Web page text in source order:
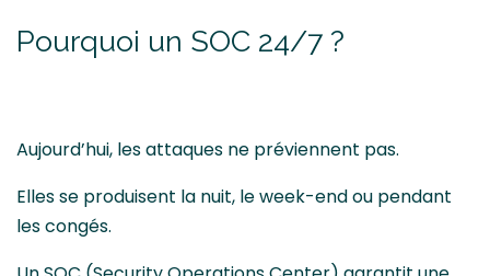
Pourquoi un SOC 24/7 ?
Aujourd’hui, les attaques ne préviennent pas.
Elles se produisent la nuit, le week-end ou pendant
les congés.